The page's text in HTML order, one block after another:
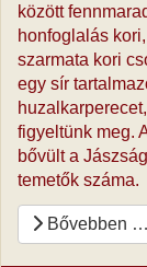
között
honfoglalás
szarmata kori
egy sír
figyeltünk meg.
bővült a
temetők száma.
Bővebben …